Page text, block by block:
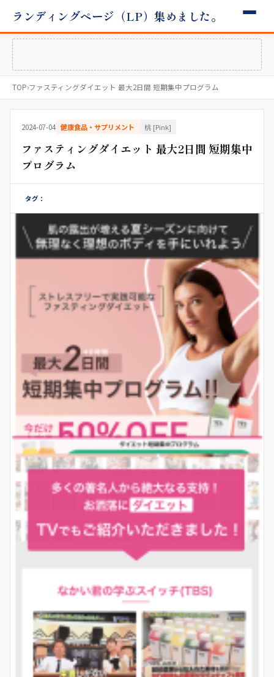
ランディングページ（LP）集めました。
TOP›ファスティングダイエット 最大2日間 短期集中プログラム
2024-07-04 健康食品・サプリメント 桃 [Pink]
ファスティングダイエット 最大2日間 短期集中
プログラム
タグ：